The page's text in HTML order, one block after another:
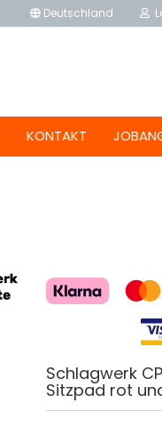
Deutschland
KONTAKT
Schlagwerk
Sitzpad rot